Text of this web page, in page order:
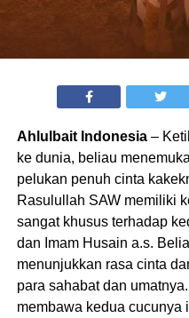
Ahlulbait Indonesia–
ke dunia, beliau
pelukan penuh cinta
Rasulullah SAW memiliki
sangat khusus terhadap
dan Imam Husain a.s.
menunjukkan rasa cinta
para sahabat dan
membawa kedua cucunya